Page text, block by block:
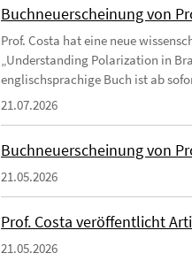
Buchneuerscheinung von
Prof. Costa hat eine neue
„Understanding Polarization in
englischsprachige Buch ist ab
21.07.2026
Buchneuerscheinung von
21.05.2026
Prof. Costa veröffentlicht
21.05.2026